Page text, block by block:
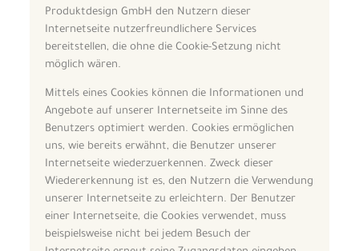
Produktdesign GmbH den Nutzern dieser
Internetseite nutzerfreundlichere Services
bereitstellen, die ohne die Cookie-Setzung nicht
möglich wären.
Mittels eines Cookies können die Informationen und
Angebote auf unserer Internetseite im Sinne des
Benutzers optimiert werden. Cookies ermöglichen
uns, wie bereits erwähnt, die Benutzer unserer
Internetseite wiederzuerkennen. Zweck dieser
Wiedererkennung ist es, den Nutzern die Verwendung
unserer Internetseite zu erleichtern. Der Benutzer
einer Internetseite, die Cookies verwendet, muss
beispielsweise nicht bei jedem Besuch der